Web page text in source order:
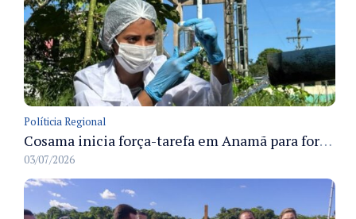
Políticia Regional
Cosama inicia força-tarefa em Anamã para fortalecer abastecimento de água e segurança hídrica da população
03/07/2026